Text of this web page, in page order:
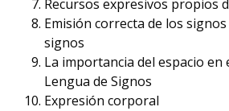
Recursos expresivos propios
Emisión correcta de los
signos
La importancia del espacio en
Lengua de Signos
Expresión corporal